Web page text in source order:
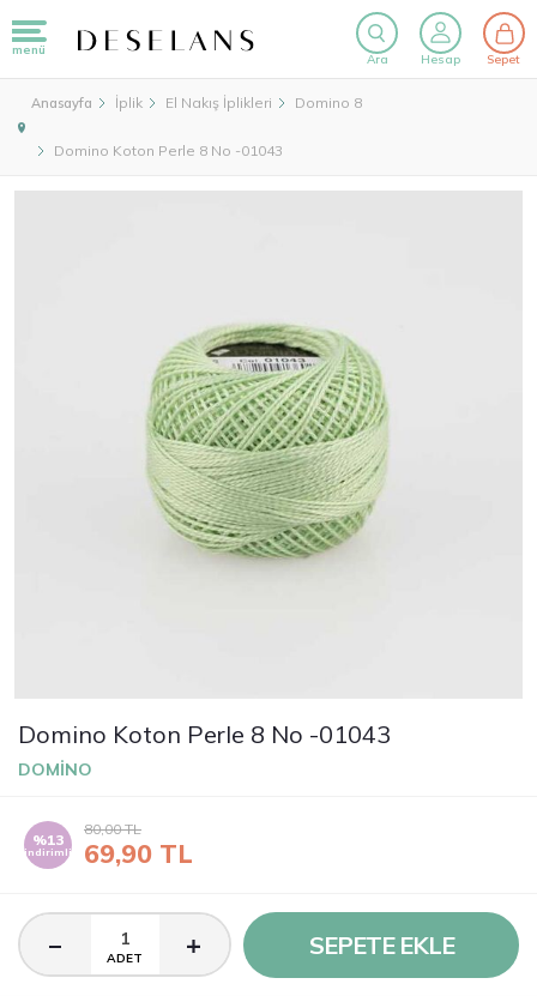
menü
Ara Hesap Sepet
Anasayfa İplik El Nakış İplikleri Domino 8
Domino Koton Perle 8 No -01043
Domino Koton Perle 8 No -01043
DOMİNO
%13
indirimli 69,90 TL
80,00TL
ADET SEPETE EKLE